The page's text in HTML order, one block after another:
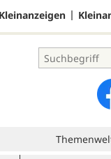
Kleinanzeigen